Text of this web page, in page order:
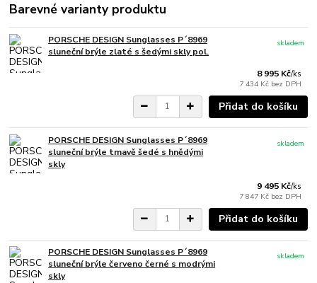
Barevné varianty produktu
PORSCHE DESIGN Sunglasses P´8969
sluneční brýle zlaté s šedými skly pol.
8 995 Kč/ks
7 434 Kč bez DPH
skladem
Přidat do košíku
PORSCHE DESIGN Sunglasses P´8969
sluneční brýle tmavě šedé s hnědými
skly
9 495 Kč/ks
7 847 Kč bez DPH
skladem
Přidat do košíku
PORSCHE DESIGN Sunglasses P´8969
sluneční brýle červeno černé s modrými
skly
skladem